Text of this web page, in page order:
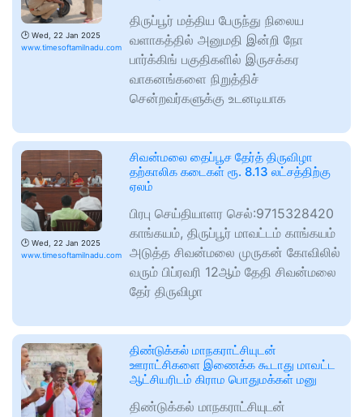
🕑 Wed, 22 Jan 2025
www.timesoftamilnadu.com
திருப்பூர் மத்திய பேருந்து நிலைய
வளாகத்தில் அனுமதி இன்றி நோ
பார்க்கிங் பகுதிகளில் இருசக்கர
வாகனங்களை நிறுத்திச்
சென்றவர்களுக்கு உடனடியாக
🕑 Wed, 22 Jan 2025
www.timesoftamilnadu.com
சிவன்மலை தைப்பூச தேர்த் திருவிழா
தற்காலிக கடைகள் ரூ. 8.13 லட்சத்திற்கு
ஏலம்
பிரபு செய்தியாளர செல்:9715328420
காங்கயம், திருப்பூர் மாவட்டம் காங்கயம்
அடுத்த சிவன்மலை முருகன் கோவிலில்
வரும் பிப்ரவரி 12ஆம் தேதி சிவன்மலை
தேர் திருவிழா
திண்டுக்கல் மாநகராட்சியுடன்
ஊராட்சிகளை இணைக்க கூடாது மாவட்ட
ஆட்சியரிடம் கிராம பொதுமக்கள் மனு
திண்டுக்கல் மாநகராட்சியுடன்